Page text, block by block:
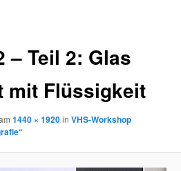
– Teil 2: Glas
mit Flüssigkeit
1440 × 1920inVHS-Workshop